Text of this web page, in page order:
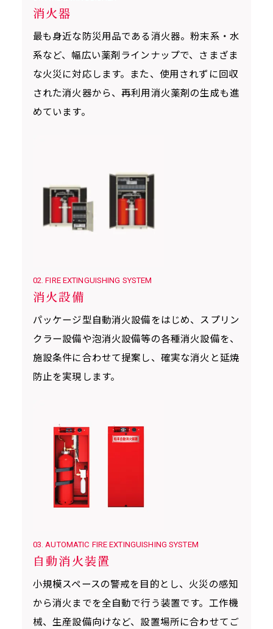
消火器
最も身近な防災用品である消火器。粉末系・水
系など、幅広い薬剤ラインナップで、さまざま
な火災に対応します。また、使用されずに回収
された消火器から、再利用消火薬剤の生成も進
めています。
02. FIRE EXTINGUISHING SYSTEM
消火設備
パッケージ型自動消火設備をはじめ、スプリン
クラー設備や泡消火設備等の各種消火設備を、
施設条件に合わせて提案し、確実な消火と延焼
防止を実現します。
03. AUTOMATIC FIRE EXTINGUISHING SYSTEM
自動消火装置
小規模スペースの警戒を目的とし、火災の感知
から消火までを全自動で行う装置です。工作機
械、生産設備向けなど、設置場所に合わせてご